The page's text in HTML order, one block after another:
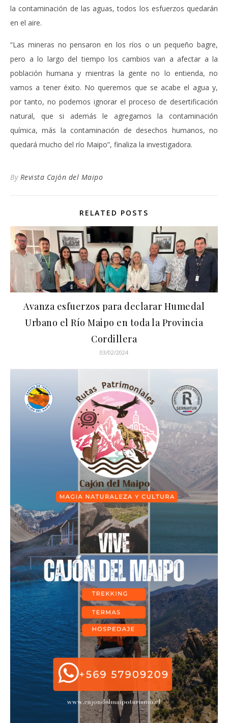
la contaminación de las aguas, todos los esfuerzos quedarán
en el aire.
“Las mineras no pensaron en los ríos o un pequeño bagre,
pero a lo largo del tiempo los cambios van a afectar a la
población humana y mientras la gente no lo entienda, no
vamos a tener éxito. No queremos que se acabe el agua y,
por tanto, no podemos ignorar el proceso de desertificación
natural, que si además le agregamos la contaminación
química, más la contaminación de desechos humanos, no
quedará mucho del río Maipo”, finaliza la investigadora.
By Revista Cajón del Maipo
RELATED POSTS
Avanza esfuerzos para declarar Humedal
Urbano el Río Maipo en toda la Provincia
Cordillera
03/02/2024